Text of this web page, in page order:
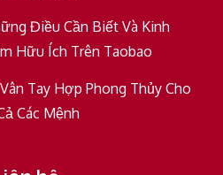
Điều Cần Biết Và Kinh
Hữu Ích Trên Taobao
Tay Hợp Phong Thủy Cho
Các Mệnh